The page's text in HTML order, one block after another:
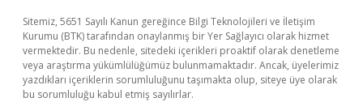
Sitemiz, 5651 Sayılı Kanun gereğince Bilgi Teknolojileri ve İletişim
Kurumu (BTK) tarafından onaylanmış bir Yer Sağlayıcı olarak hizmet
vermektedir. Bu nedenle, sitedeki içerikleri proaktif olarak denetleme
veya araştırma yükümlülüğümüz bulunmamaktadır. Ancak, üyelerimiz
yazdıkları içeriklerin sorumluluğunu taşımakta olup, siteye üye olarak
bu sorumluluğu kabul etmiş sayılırlar.